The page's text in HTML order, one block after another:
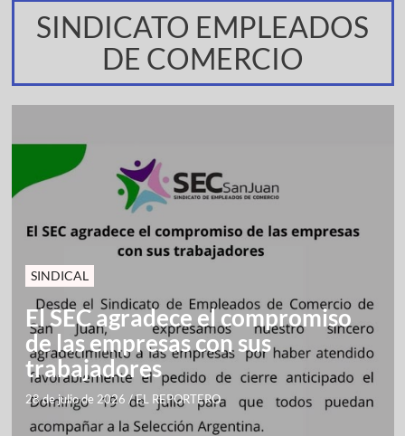
SINDICATO EMPLEADOS
DE COMERCIO
SINDICAL
El SEC agradece el compromiso
de las empresas con sus
trabajadores
28 de julio de 2026 /EL REPORTERO